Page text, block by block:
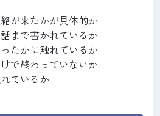
が来たかが具体的か
まで書かれているか
たかに触れているか
で終わっていないか
ているか